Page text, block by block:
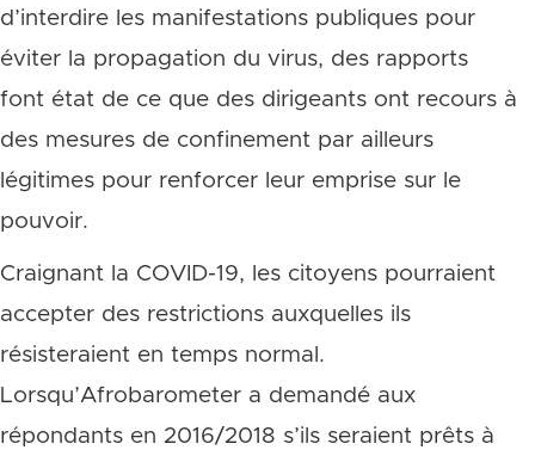
d’interdire les manifestations publiques pour
éviter la propagation du virus, des rapports
font état de ce que des dirigeants ont recours à
des mesures de confinement par ailleurs
légitimes pour renforcer leur emprise sur le
pouvoir.
Craignant la COVID-19, les citoyens pourraient
accepter des restrictions auxquelles ils
résisteraient en temps normal.
Lorsqu’Afrobarometer a demandé aux
répondants en 2016/2018 s’ils seraient prêts à